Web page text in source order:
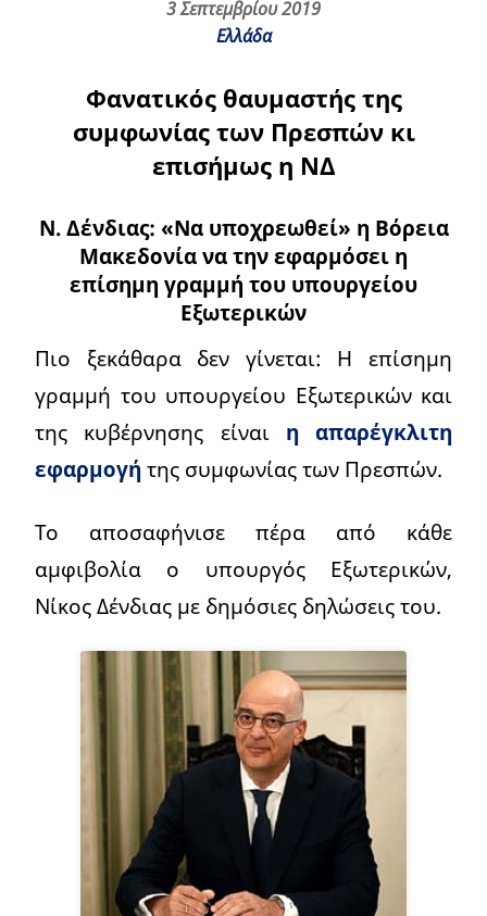
3 Σεπτεμβρίου 2019
Ελλάδα
Φανατικός θαυμαστής της
συμφωνίας των Πρεσπών κι
επισήμως η ΝΔ
Ν. Δένδιας: «Να υποχρεωθεί» η Βόρεια
Μακεδονία να την εφαρμόσει η
επίσημη γραμμή του υπουργείου
Εξωτερικών
Πιο ξεκάθαρα δεν γίνεται: Η επίσημη
γραμμή του υπουργείου Εξωτερικών και
της κυβέρνησης είναι η απαρέγκλιτη
εφαρμογή της συμφωνίας των Πρεσπών.
Το αποσαφήνισε πέρα από κάθε
αμφιβολία ο υπουργός Εξωτερικών,
Νίκος Δένδιας με δημόσιες δηλώσεις του.